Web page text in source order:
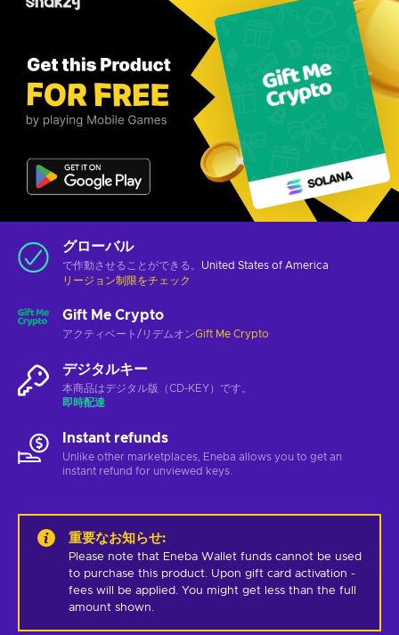
グローバル
で作動させることができる。 United States of America
リージョン制限をチェック
Gift Me Crypto
アクティベート/リデムオンGift Me Crypto
デジタルキー
本商品はデジタル版（CD-KEY）です。
即時配達
Instant refunds
Unlike other marketplaces, Eneba allows you to get an
instant refund for unviewed keys.
重要なお知らせ:
Please note that Eneba Wallet funds cannot be used
to purchase this product. Upon gift card activation -
fees will be applied. You might get less than the full
amount shown.